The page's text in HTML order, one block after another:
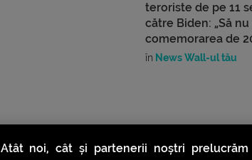
teroriste de pe 11
către Biden: „Să
comemorarea de
în News Wall-ul tău
Atât noi, cât și partenerii noștri